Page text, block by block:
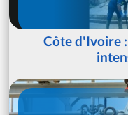
Côte d'Ivoire :